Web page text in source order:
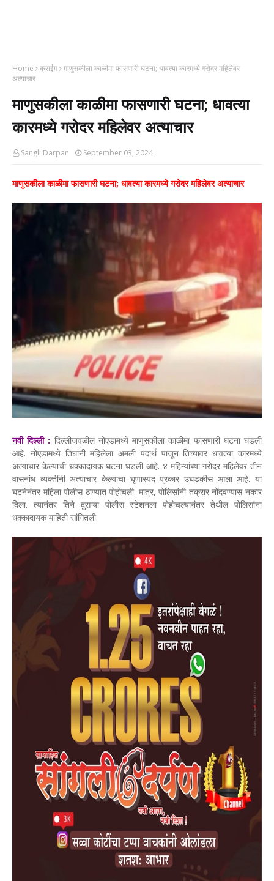
Home क्राईम माणुसकीला काळीमा फासणारी घटना; धावत्या कारमध्ये गरोदर महिलेवर
अत्याचार
माणुसकीला काळीमा फासणारी घटना; धावत्या
कारमध्ये गरोदर महिलेवर अत्याचार
Sangli Darpan September 03, 2024
माणुसकीला काळीमा फासणारी घटना; धावत्या कारमध्ये गरोदर महिलेवर अत्याचार
नवी दिल्ली : दिल्लीजवळील नोएडामध्ये माणुसकीला काळीमा फासणारी घटना घडली
आहे. नोएडामध्ये तिघांनी महिलेला अमली पदार्थ पाजून तिच्यावर धावत्या कारमध्ये
अत्याचार केल्याची धक्कादायक घटना घडली आहे. ४ महिन्यांच्या गरोदर महिलेवर तीन
वासनांध व्यक्तींनी अत्याचार केल्याचा घृणास्पद प्रकार उघडकीस आला आहे. या
घटनेनंतर महिला पोलीस ठाण्यात पोहोचली. मात्र, पोलिसांनी तक्रार नोंदवण्यास नकार
दिला. त्यानंतर तिने दुसऱ्या पोलीस स्टेशनला पोहोचल्यानंतर तेथील पोलिसांना
धक्कादायक माहिती सांगितली.